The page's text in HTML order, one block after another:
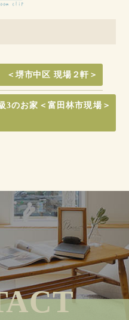
堺市中区 現場２軒＞
3のお家＜富田林市現場＞